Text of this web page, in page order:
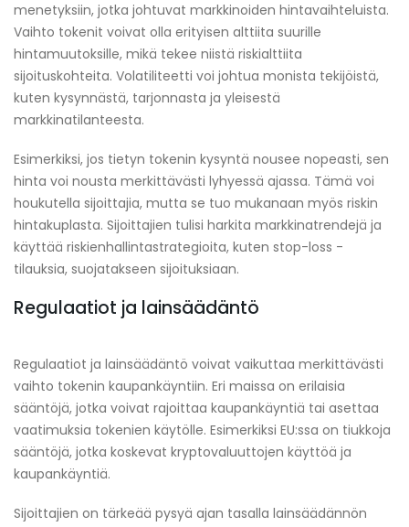
menetyksiin, jotka johtuvat markkinoiden hintavaihteluista.
Vaihto tokenit voivat olla erityisen alttiita suurille
hintamuutoksille, mikä tekee niistä riskialttiita
sijoituskohteita. Volatiliteetti voi johtua monista tekijöistä,
kuten kysynnästä, tarjonnasta ja yleisestä
markkinatilanteesta.
Esimerkiksi, jos tietyn tokenin kysyntä nousee nopeasti, sen
hinta voi nousta merkittävästi lyhyessä ajassa. Tämä voi
houkutella sijoittajia, mutta se tuo mukanaan myös riskin
hintakuplasta. Sijoittajien tulisi harkita markkinatrendejä ja
käyttää riskienhallintastrategioita, kuten stop-loss -
tilauksia, suojatakseen sijoituksiaan.
Regulaatiot ja lainsäädäntö
Regulaatiot ja lainsäädäntö voivat vaikuttaa merkittävästi
vaihto tokenin kaupankäyntiin. Eri maissa on erilaisia
sääntöjä, jotka voivat rajoittaa kaupankäyntiä tai asettaa
vaatimuksia tokenien käytölle. Esimerkiksi EU:ssa on tiukkoja
sääntöjä, jotka koskevat kryptovaluuttojen käyttöä ja
kaupankäyntiä.
Sijoittajien on tärkeää pysyä ajan tasalla lainsäädännön